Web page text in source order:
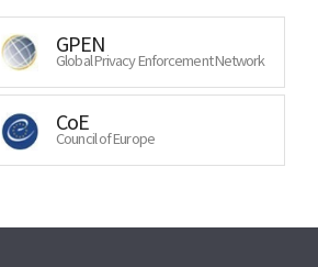
GPEN
Global Privacy Enforcement Network
CoE
Council of Europe